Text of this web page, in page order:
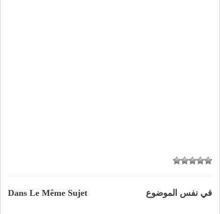
Dans Le Même Sujet في نفس الموضوع